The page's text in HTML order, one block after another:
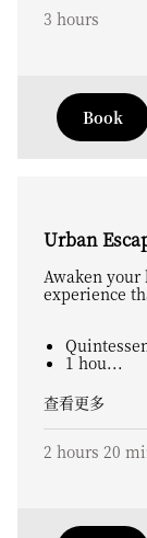
3 hours
Book
Urban
Awaken
experience
1 hou...
查看更多
2 hours 20